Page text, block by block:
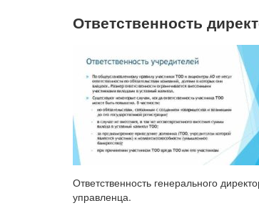
Ответственность
Ответственность генерального
управленца.